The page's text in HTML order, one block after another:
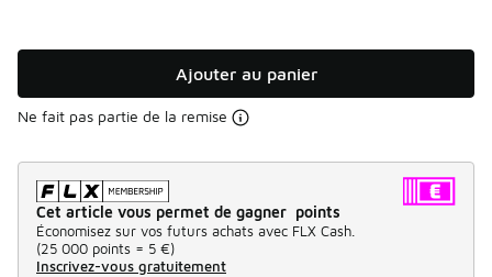
Ajouter au panier
Ne fait pas partie de la remise
Cet article vous permet de gagner points
Économisez sur vos futurs achats avec FLX Cash.
(25 000 points = 5 €)
Inscrivez-vous gratuitement